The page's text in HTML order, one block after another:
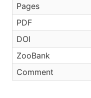
Pages
PDF
DOI
ZooBank
Comment